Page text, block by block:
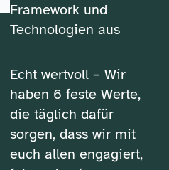
Framework und
Technologien aus
Echt wertvoll – Wir
haben 6 feste Werte,
die täglich dafür
sorgen, dass wir mit
euch allen engagiert,